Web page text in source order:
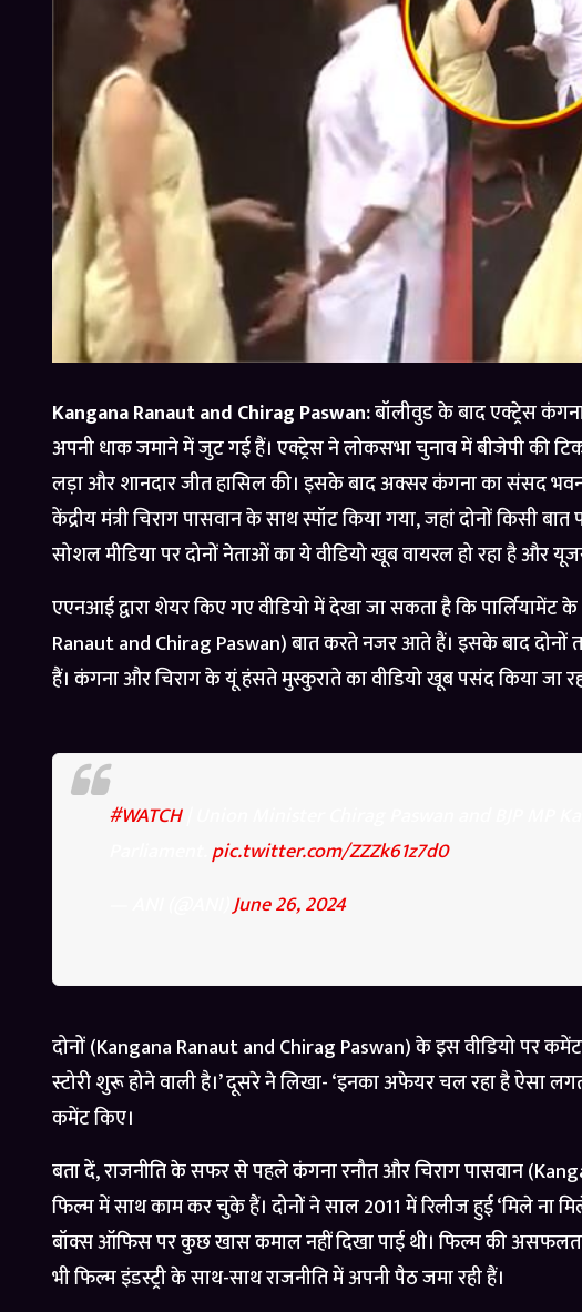
Kangana Ranaut and Chirag Paswan:बॉलीवुड के बाद एक्ट्रेस
अपनी धाक जमाने में जुट गई हैं। एक्ट्रेस ने लोकसभा चुनाव में बीजेपी की
लड़ा और शानदार जीत हासिल की। इसके बाद अक्सर कंगना का संसद भवन
केंद्रीय मंत्री चिराग पासवान के साथ स्पॉट किया गया, जहां दोनों किसी
सोशल मीडिया पर दोनों नेताओं का ये वीडियो खूब वायरल हो रहा है और
एएनआई द्वारा शेयर किए गए वीडियो में देखा जा सकता है कि पार्लियामेंट
Ranaut and Chirag Paswan) बात करते नजर आते हैं। इसके बाद
हैं। कंगना और चिराग के यूं हंसते मुस्कुराते का वीडियो खूब पसंद किया जा
#WATCH| Union Minister Chirag Paswan and BJP MP
pic.twitter.com/ZZZk61z7d0
— ANI (@ANI)June 26, 2024
दोनों (Kangana Ranaut and Chirag Paswan) के इस वीडियो पर
स्टोरी शुरू होने वाली है।’ दूसरे ने लिखा- ‘इनका अफेयर चल रहा है ऐसा
कमेंट किए।
बता दें, राजनीति के सफर से पहले कंगना रनौत और चिराग पासवान
फिल्म में साथ काम कर चुके हैं। दोनों ने साल 2011 में रिलीज हुई ‘मिले ना
बॉक्स ऑफिस पर कुछ खास कमाल नहीं दिखा पाई थी। फिल्म की
भी फिल्म इंडस्ट्री के साथ-साथ राजनीति में अपनी पैठ जमा रही हैं।